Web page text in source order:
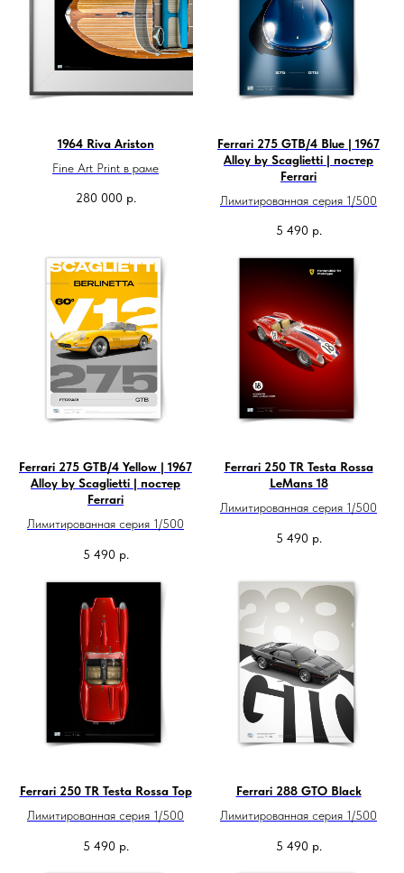
1964 Riva Ariston
Fine Art Print в раме
280 000 р.
Ferrari 275 GTB/4 Blue | 1967
Alloy by Scaglietti | постер
Ferrari
Лимитированная серия 1/500
5 490 р.
Ferrari 275 GTB/4 Yellow | 1967
Alloy by Scaglietti | постер
Ferrari
Лимитированная серия 1/500
5 490 р.
Ferrari 250 TR Testa Rossa
LeMans 18
Лимитированная серия 1/500
5 490 р.
Ferrari 250 TR Testa Rossa Top
Лимитированная серия 1/500
5 490 р.
Ferrari 288 GTO Black
Лимитированная серия 1/500
5 490 р.